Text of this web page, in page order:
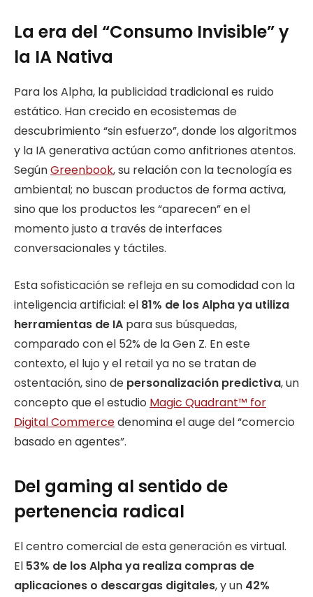
La era del “Consumo Invisible” y
la IA Nativa
Para los Alpha, la publicidad tradicional es ruido
estático. Han crecido en ecosistemas de
descubrimiento “sin esfuerzo”, donde los algoritmos
y la IA generativa actúan como anfitriones atentos.
SegúnGreenbook, su relación con la tecnología es
ambiental; no buscan productos de forma activa,
sino que los productos les “aparecen” en el
momento justo a través de interfaces
conversacionales y táctiles.
Esta sofisticación se refleja en su comodidad con la
inteligencia artificial: el 81% de los Alpha ya utiliza
herramientas de IA para sus búsquedas,
comparado con el 52% de la Gen Z. En este
contexto, el lujo y el retail ya no se tratan de
ostentación, sino de personalización predictiva, un
concepto que el estudio Magic Quadrant™ for
Digital Commercedenomina el auge del “comercio
basado en agentes”.
Del gaming al sentido de
pertenencia radical
El centro comercial de esta generación es virtual.
El 53% de los Alpha ya realiza compras de
aplicaciones o descargas digitales, y un 42%